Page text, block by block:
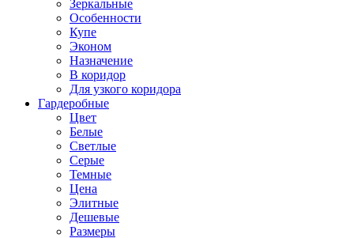
Зеркальные
Особенности
Купе
Эконом
Назначение
В коридор
Для узкого коридора
Гардеробные
Цвет
Белые
Светлые
Серые
Темные
Цена
Элитные
Дешевые
Размеры